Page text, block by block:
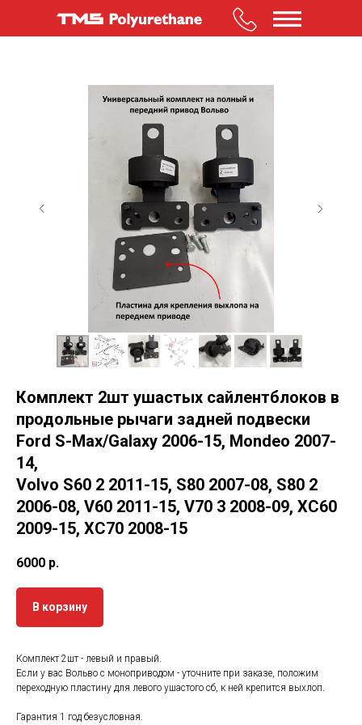
Комплект 2шт ушастых сайлентблоков в
продольные рычаги задней подвески
Ford S-Max/Galaxy 2006-15, Mondeo 2007-
14,
Volvo S60 2 2011-15, S80 2007-08, S80 2
2006-08, V60 2011-15, V70 3 2008-09, XC60
2009-15, XC70 2008-15
6000 р.
В корзину
Комплект 2шт - левый и правый.
Если у вас Вольво с моноприводом - уточните при заказе, положим
переходную пластину для левого ушастого сб, к ней крепится выхлоп.
Гарантия 1 год безусловная.